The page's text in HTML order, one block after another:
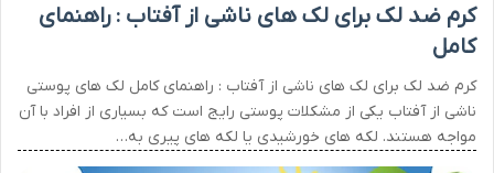
کرم ضد لک برای لک های ناشی از آفتاب : راهنمای
کامل
کرم ضد لک برای لک های ناشی از آفتاب : راهنمای کامل لک های پوستی
ناشی از آفتاب یکی از مشکلات پوستی رایج است که بسیاری از افراد با آن
مواجه هستند. لکه های خورشیدی یا لکه های پیری به…